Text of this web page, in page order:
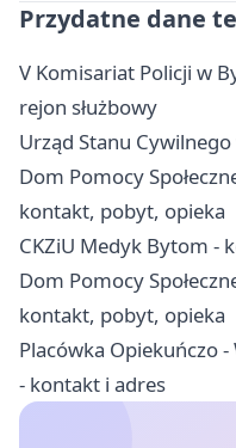
Przydatne dane
V Komisariat Policji w
rejon służbowy
Urząd Stanu
Dom Pomocy
kontakt, pobyt, opieka
CKZiU Medyk Bytom -
Dom Pomocy
kontakt, pobyt, opieka
Placówka Opiekuńczo
- kontakt i adres